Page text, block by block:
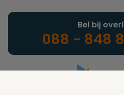
Bel bij
088 - 848